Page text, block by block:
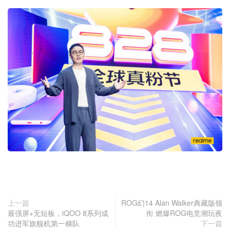
上一篇
最强屏+无短板，iQOO 8系列成
功进军旗舰机第一梯队
ROG幻14 Alan Walker典藏版领
衔 燃爆ROG电竞潮玩夜
下一篇